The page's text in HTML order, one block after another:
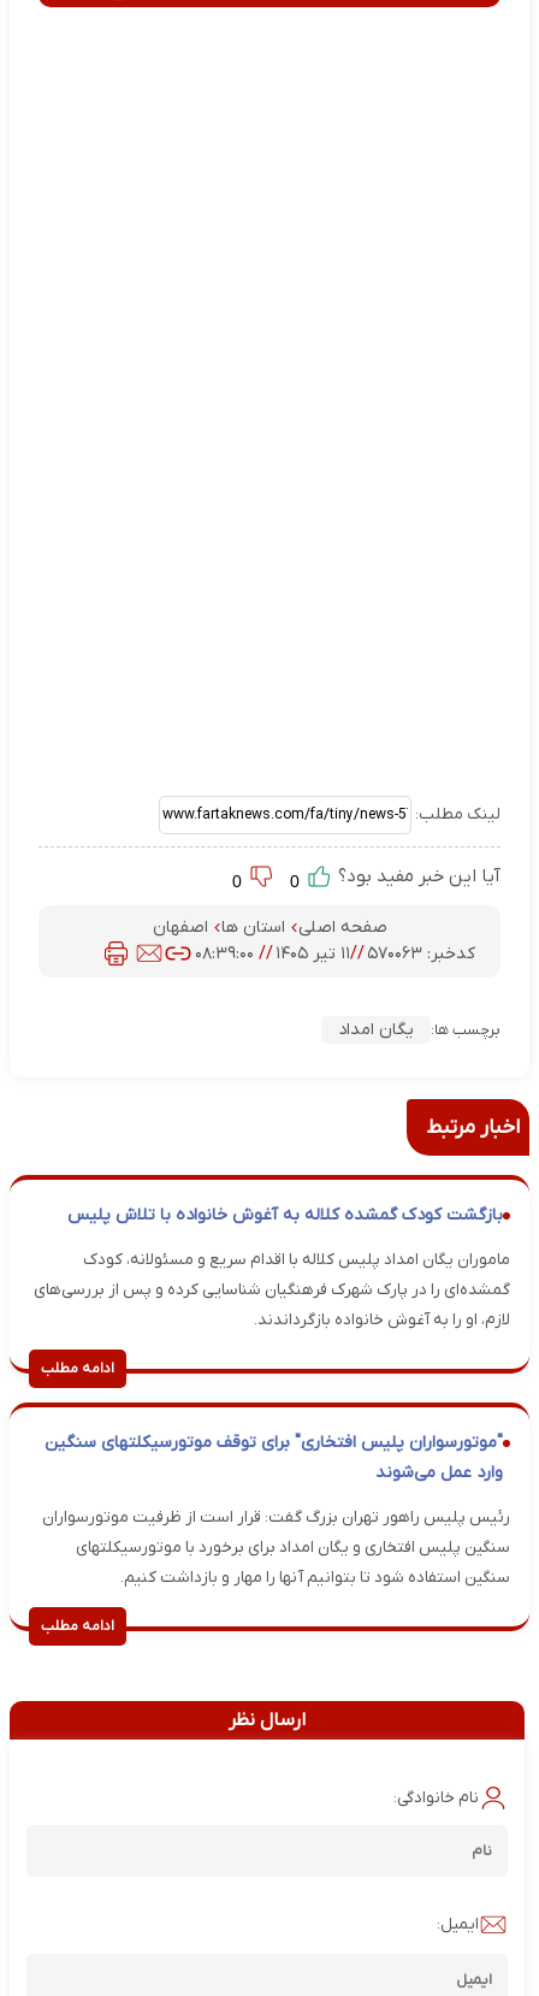
لینک مطلب:
آیا این خبر مفید بود؟
صفحه اصلی استان ها
اصفهان
کدخبر:۵۷۰۰۶۳ //۱۱ تیر ۱۴۰۵ // ۰۸:۳۹:۰۰
برچسب ها: یگان امداد
اخبار مرتبط
بازگشت کودک گمشده کلاله به آغوش خانواده با تلاش پلیس
ماموران یگان امداد پلیس کلاله با اقدام سریع و مسئولانه، کودک
گمشده‌ای را در پارک شهرک فرهنگیان شناسایی کرده و پس از بررسی‌های
لازم، او را به آغوش خانواده بازگرداندند.
ادامه مطلب
"موتورسواران پلیس افتخاری" برای توقف موتورسیکلتهای سنگین
وارد عمل می‌شوند
رئیس پلیس راهور تهران بزرگ گفت: قرار است از ظرفیت موتورسواران
سنگین پلیس افتخاری و یگان امداد برای برخورد با موتورسیکلتهای
سنگین استفاده شود تا بتوانیم آنها را مهار و بازداشت کنیم.
ادامه مطلب
ارسال نظر
نام خانوادگی:
ایمیل: